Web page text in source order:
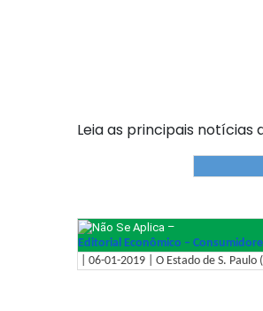
Leia as principais notícias
–
Editorial Econômico –
| 06-01-2019 | O Estado de S. Paulo